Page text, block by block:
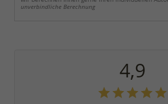
unverbindliche Berechnung
4,9